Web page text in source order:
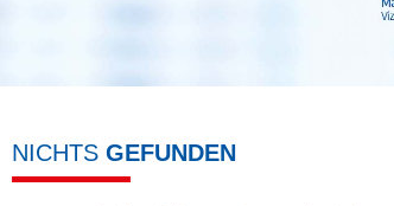
NICHTS GEFUNDEN